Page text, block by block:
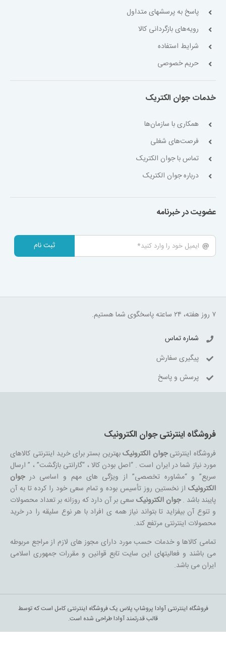
پاسخ به پرسشهای متداول
رویه‌های بازگردانی کالا
شرایط استفاده
حریم خصوصی
خدمات جوان الکتریک
همکاری با سازمان‌ها
فرصت‌های شغلی
تماس با جوان الکتریک
درباره جوان الکتریک
عضویت در خبرنامه
ثبت نام
۷ روز هفته، ۲۴ ساعته پاسخگوی شما هستیم.
شماره تماس
پیگیری سفارش
پرسش و پاسخ
فروشگاه اینترنتی جوان الکترونیک
فروشگاه اینترنتیجوان الکترونیکبهترین بستر برای خرید اینترنتی کالاهای
مورد نیاز شما در ایران است . “اصل بودن کالا ، “گارانتی بازگشت” ، ” ارسال
سریع” و “مشاوره تخصصی” از ویژگی های مهم و اساسی درجوان
الکترونیکاز نخستین روز تأسیس بوده و تمام سعی خود را کرده تا به آن
پایبند باشد .جوان الکترونیکسعی بر آن دارد که روزانه بر تعداد محصولات
و تنوع آن بیفزاید تا بتواند نیاز همه ی افراد با هر نوع سلیقه را در خرید
محصولات اینترنتی مرتفع کند.
تمامی کالاها و خدمات حسب مورد دارای مجوز های لازم از مراجع مربوطه
می باشند و فعالیتهای این سایت تابع قوانین و مقررات جمهوری اسلامی
ایران می باشد.
فروشگاه اینترنتی آوادا پروشاپ پلاس یک فروشگاه اینترنتی کامل است که توسط
قالب قدرتمند آوادا طراحی شده است.